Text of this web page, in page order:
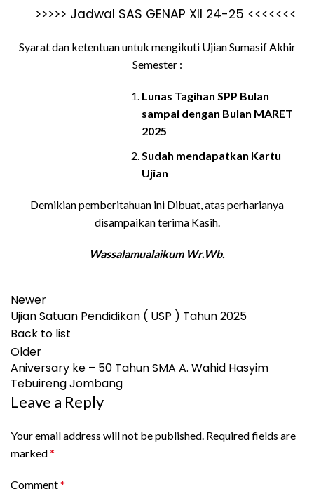
>>>>> Jadwal SAS GENAP XII 24-25 <<<<<<<
Syarat dan ketentuan untuk mengikuti Ujian Sumasif Akhir
Semester :
Lunas Tagihan SPP Bulan
sampai dengan Bulan MARET
2025
Sudah mendapatkan Kartu
Ujian
Demikian pemberitahuan ini Dibuat, atas perharianya
disampaikan terima Kasih.
Wassalamualaikum Wr.Wb.
Newer
Ujian Satuan Pendidikan ( USP ) Tahun 2025
Back to list
Older
Aniversary ke – 50 Tahun SMA A. Wahid Hasyim
Tebuireng Jombang
Leave a Reply
Your email address will not be published. Required fields are
marked*
Comment*